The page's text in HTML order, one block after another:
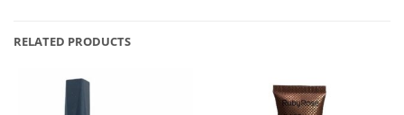
RELATED PRODUCTS